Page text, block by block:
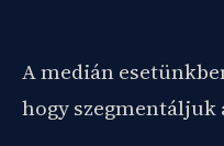
A medián
hogy szegmentáljuk